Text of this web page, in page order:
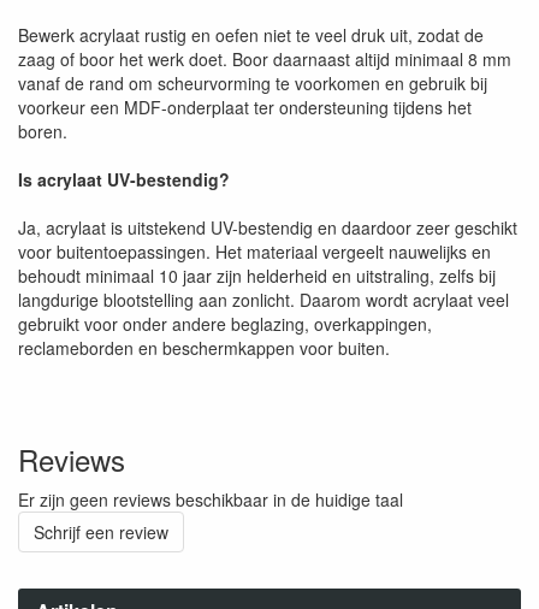
Bewerk acrylaat rustig en oefen niet te veel druk uit, zodat de
zaag of boor het werk doet. Boor daarnaast altijd minimaal 8 mm
vanaf de rand om scheurvorming te voorkomen en gebruik bij
voorkeur een MDF-onderplaat ter ondersteuning tijdens het
boren.
Is acrylaat UV-bestendig?
Ja, acrylaat is uitstekend UV-bestendig en daardoor zeer geschikt
voor buitentoepassingen. Het materiaal vergeelt nauwelijks en
behoudt minimaal 10 jaar zijn helderheid en uitstraling, zelfs bij
langdurige blootstelling aan zonlicht. Daarom wordt acrylaat veel
gebruikt voor onder andere beglazing, overkappingen,
reclameborden en beschermkappen voor buiten.
Reviews
Er zijn geen reviews beschikbaar in de huidige taal
Schrijf een review